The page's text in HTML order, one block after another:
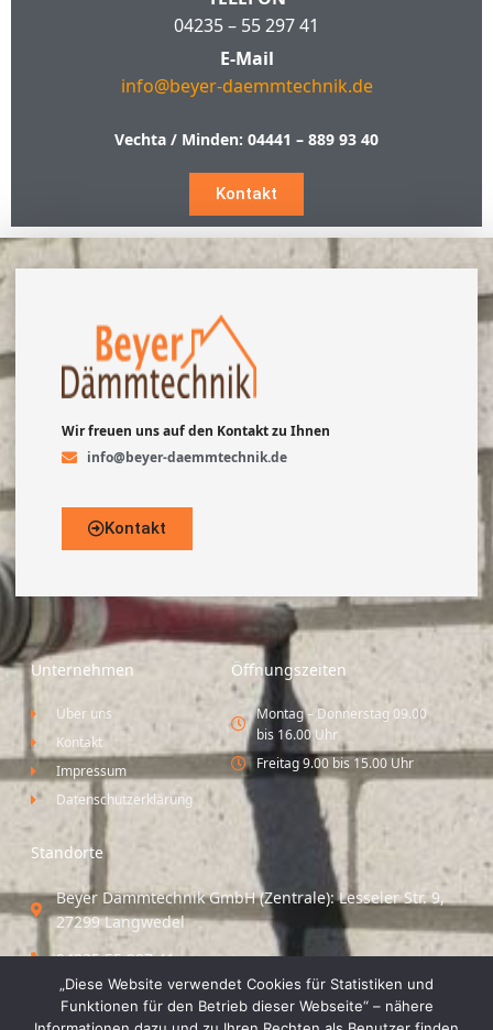
04235 – 55 297 41
E-Mail
info@beyer-daemmtechnik.de
Vechta / Minden: 04441 – 889 93 40
Kontakt
Wir freuen uns auf den Kontakt zu Ihnen
info@beyer-daemmtechnik.de
Kontakt
Unternehmen
Über uns
Kontakt
Impressum
Datenschutzerklärung
Öffnungszeiten
Montag – Donnerstag 09.00
bis 16.00 Uhr
Freitag 9.00 bis 15.00 Uhr
Standorte
Beyer Dämmtechnik GmbH (Zentrale): Lesseler Str. 9,
27299 Langwedel
04235 55 297 41
Standort Vechta / Minden: Osloer Straße 21 49377
Vechta
„Diese Website verwendet Cookies für Statistiken und
Funktionen für den Betrieb dieser Webseite“ – nähere